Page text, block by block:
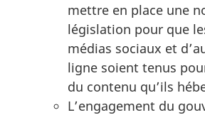
mettre en place une
législation pour que
médias sociaux et
ligne soient tenus
du contenu qu’ils
L’engagement du